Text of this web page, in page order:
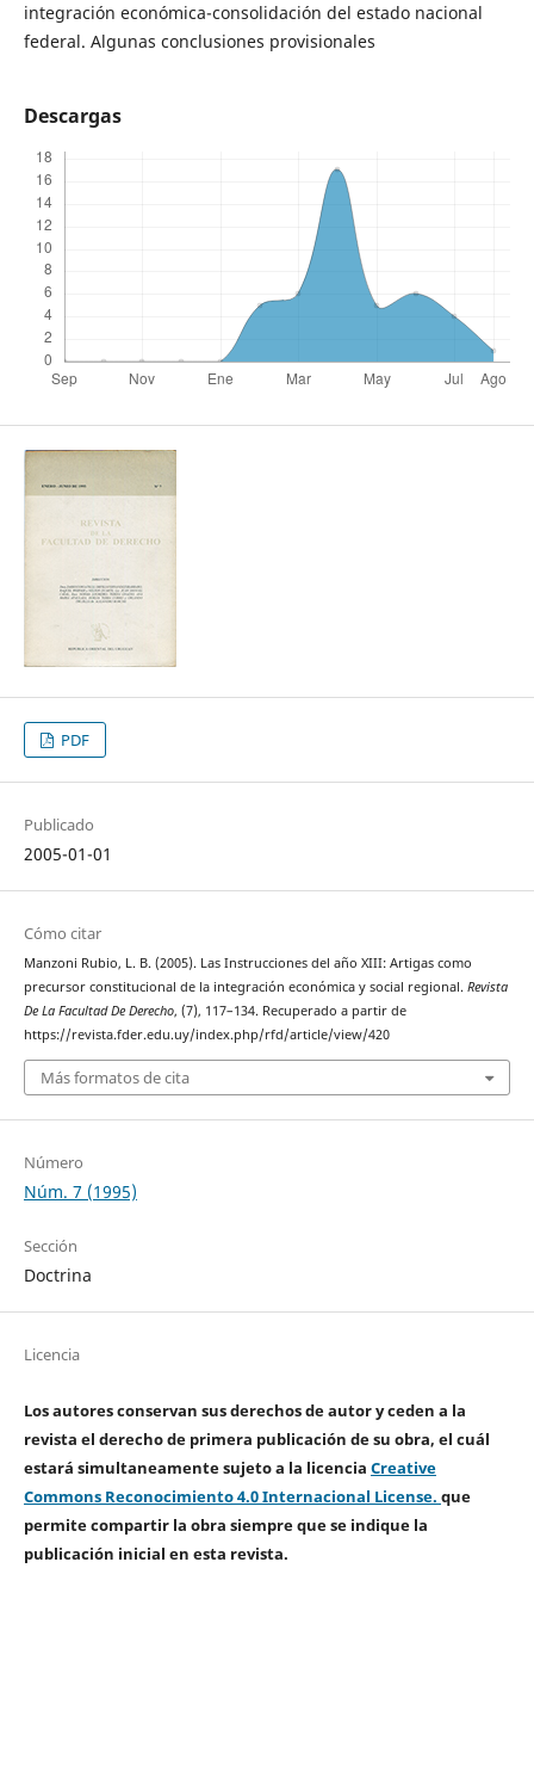
integración económica-consolidación del estado nacional
federal. Algunas conclusiones provisionales
Descargas
PDF
Publicado
2005-01-01
Cómo citar
Manzoni Rubio, L. B. (2005). Las Instrucciones del año XIII: Artigas como
precursor constitucional de la integración económica y social regional. Revista
De La Facultad De Derecho, (7), 117–134. Recuperado a partir de
https://revista.fder.edu.uy/index.php/rfd/article/view/420
Más formatos de cita
Número
Núm. 7 (1995)
Sección
Doctrina
Licencia
Los autores conservan sus derechos de autor y ceden a la
revista el derecho de primera publicación de su obra, el cuál
estará simultaneamente sujeto a la licencia Creative
Commons Reconocimiento 4.0 Internacional License. que
permite compartir la obra siempre que se indique la
publicación inicial en esta revista.